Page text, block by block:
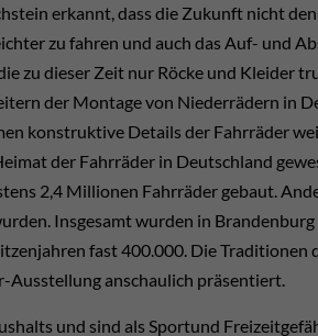
erkannt, dass die Zukunft nicht
zu fahren und auch das Auf- und
zu dieser Zeit nur Röcke und Kleider
der Montage von Niederrädern in
konstruktive Details der Fahrräder
der Fahrräder in Deutschland
2,4 Millionen Fahrräder gebaut.
Insgesamt wurden in Brandenburg
fast 400.000. Die Traditionen
anschaulich präsentiert.
und sind als Sportund